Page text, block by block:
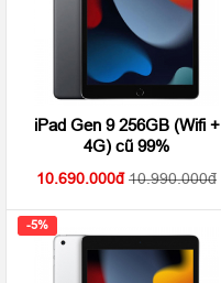
iPad Gen 9 256GB (Wifi +
4G) cũ 99%
10.690.000 10.990.000
-5%